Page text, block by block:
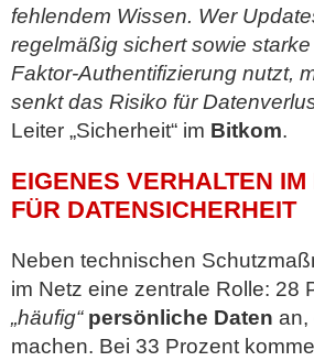
fehlendem Wissen. Wer
regelmäßig sichert sowie
Faktor-Authentifizierung nutzt,
senkt das Risiko für
Leiter „Sicherheit“ im Bitkom.
EIGENES VERHALTEN
FÜR DATENSICHERHEIT
Neben technischen
im Netz eine zentrale Rolle: 28
„häufig“persönliche Daten an,
machen. Bei 33 Prozent